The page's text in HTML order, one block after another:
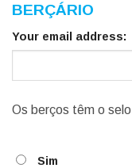
BERÇÁRIO
Your email address:
Os berços têm o
Sim